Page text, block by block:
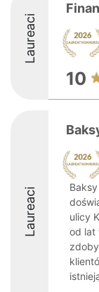
Laureaci
10
Laureaci
ulicy
od lat